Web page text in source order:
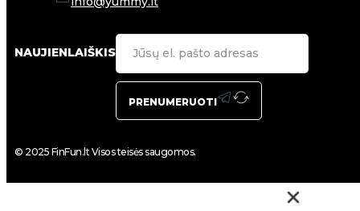
NAUJIENLAIŠKIS
PRENUMERUOTI
© 2025 FinFun.lt Visos teisės saugomos.